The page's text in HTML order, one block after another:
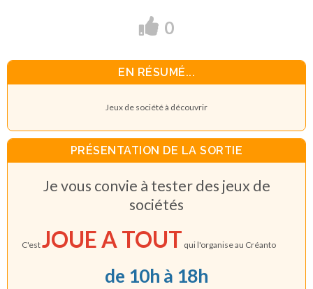
0
EN RÉSUMÉ...
Jeux de société à découvrir
PRÉSENTATION DE LA SORTIE
Je vous convie à tester des jeux de
sociétés
C'estJOUE A TOUT qui l'organise au Créanto
de 10h à 18h